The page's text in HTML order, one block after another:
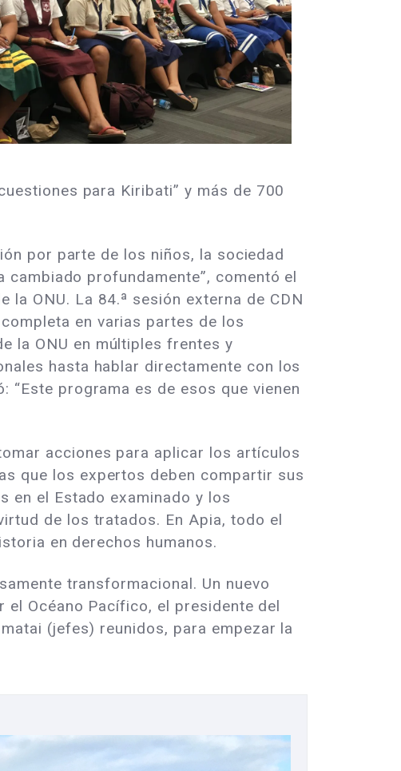
para Kiribati” y más de 700
por parte de los niños, la sociedad
profundamente”, comentó el
ONU. La 84.ª sesión externa de CDN
en varias partes de los
la ONU en múltiples frentes y
hasta hablar directamente con los
“Este programa es de esos que vienen
acciones para aplicar los artículos
que los expertos deben compartir sus
en el Estado examinado y los
de los tratados. En Apia, todo el
en derechos humanos.
transformacional. Un nuevo
Océano Pacífico, el presidente del
(jefes) reunidos, para empezar la